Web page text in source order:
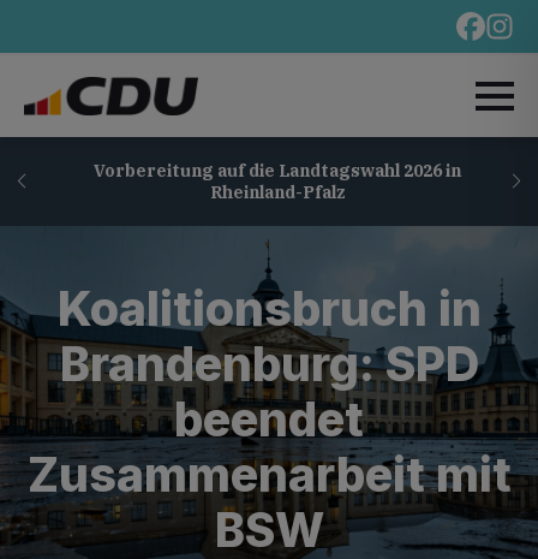
Vorbereitung auf die Landtagswahl 2026 in
Rheinland-Pfalz
Koalitionsbruch in
Brandenburg: SPD
beendet
Zusammenarbeit mit
BSW